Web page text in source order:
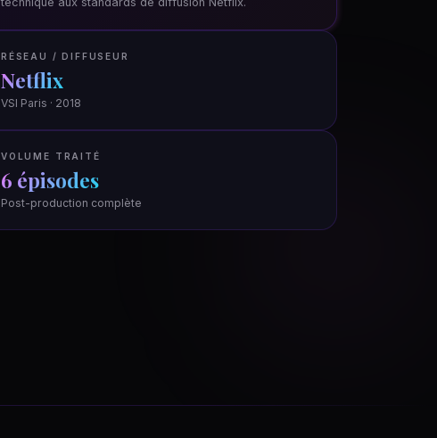
RÉSEAU / DIFFUSEUR
Netflix
VSI Paris · 2018
VOLUME TRAITÉ
6 épisodes
Post-production complète